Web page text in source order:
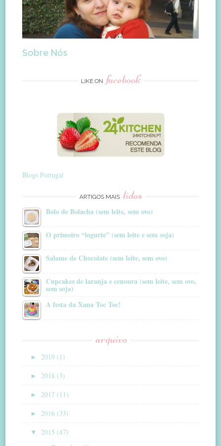
Sobre Nós
LIKE ON facebook
Blogs Portugal
ARTIGOS MAIS lidos
Bolo de Bolacha (sem leite, sem ovo)
O primeiro “iogurte” (sem leite e sem soja)
Salame de Chocolate (sem leite, sem ovo)
Cupcakes de laranja e cenoura (sem leite, sem ovo,
sem soja)
A festa da Xana Toc Toc!
arquivo
► 2019 (1)
► 2018 (3)
► 2017 (11)
► 2016 (33)
▼ 2015 (47)